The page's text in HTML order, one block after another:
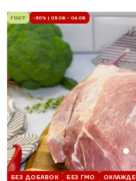
ГОСТ -30% | 03.08 - 06.08
БЕЗ ДОБАВОК БЕЗ ГМО